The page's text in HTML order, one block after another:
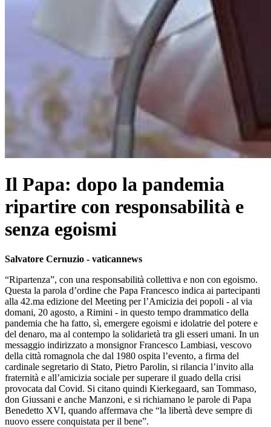
Il Papa: dopo la pandemia
ripartire con responsabilità e
senza egoismi
Salvatore Cernuzio - vaticannews
“Ripartenza”, con una responsabilità collettiva e non con egoismo.
Questa la parola d’ordine che Papa Francesco indica ai partecipanti
alla 42.ma edizione del Meeting per l’Amicizia dei popoli - al via
domani, 20 agosto, a Rimini - in questo tempo drammatico della
pandemia che ha fatto, sì, emergere egoismi e idolatrie del potere e
del denaro, ma al contempo la solidarietà tra gli esseri umani. In un
messaggio indirizzato a monsignor Francesco Lambiasi, vescovo
della città romagnola che dal 1980 ospita l’evento, a firma del
cardinale segretario di Stato, Pietro Parolin, si rilancia l’invito alla
fraternità e all’amicizia sociale per superare il guado della crisi
provocata dal Covid. Si citano quindi Kierkegaard, san Tommaso,
don Giussani e anche Manzoni, e si richiamano le parole di Papa
Benedetto XVI, quando affermava che “la libertà deve sempre di
nuovo essere conquistata per il bene”.